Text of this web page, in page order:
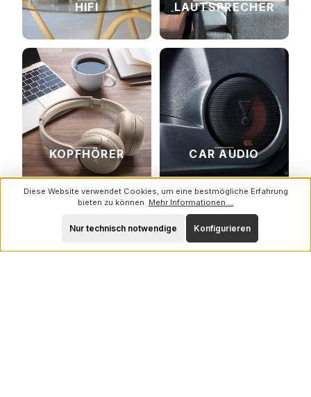
HIFI LAUTSPRECHER
↗
KOPFHÖRER
↗
CAR AUDIO
↗
Diese Website verwendet Cookies, um eine bestmögliche Erfahrung
bieten zu können. Mehr Informationen ...
Nur technisch notwendige Konfigurieren